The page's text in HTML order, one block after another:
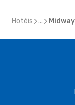
Hotéis ... Midway